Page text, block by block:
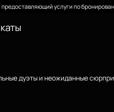
услуги по
дуэты и неожиданные